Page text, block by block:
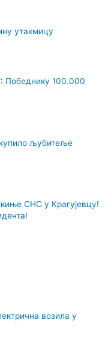
утакмицу
Победнику 100.000
љубитеље
СНС у Крагујевцу!
возила у